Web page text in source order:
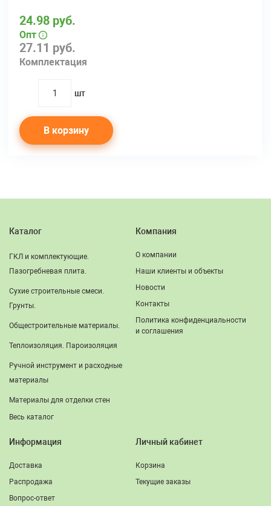
27.11 руб.
Комплектация
24.98 руб.
Опт
quantity
шт
В корзину
Каталог
ГКЛ и комплектующие.
Пазогребневая плита.
Сухие строительные смеси.
Грунты.
Общестроительные материалы.
Теплоизоляция. Пароизоляция
Ручной инструмент и расходные
материалы
Материалы для отделки стен
Весь каталог
Компания
О компании
Наши клиенты и объекты
Новости
Контакты
Политика конфиденциальности
и соглашения
Информация
Доставка
Распродажа
Вопрос-ответ
Личный кабинет
Корзина
Текущие заказы